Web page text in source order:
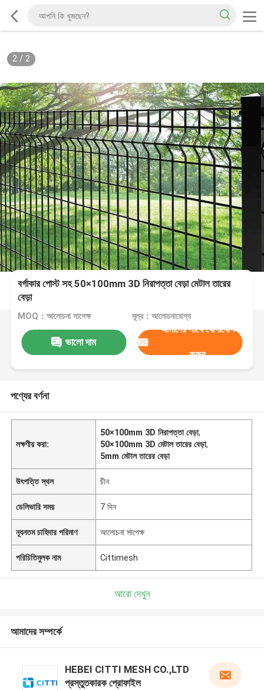
2/ 2
বর্গাকার পোস্ট সহ 50×100mm 3D নিরাপত্তা বেড়া মেটাল তারের
বেড়া
MOQ：আলোচনা সাপেক্ষ মূল্য：আলোচনাযোগ্য
ভালো দাম
আমাদের সাথে যোগাযোগ
করুন
পণ্যের বর্ণনা
লক্ষণীয় করা:
50×100mm 3D নিরাপত্তা বেড়া,
50×100mm 3D মেটাল তারের বেড়া,
5mm মেটাল তারের বেড়া
উৎপত্তি স্থল চীন
ডেলিভারি সময় 7 দিন
ন্যূনতম চাহিদার পরিমাণ আলোচনা সাপেক্ষ
পরিচিতিমুলক নাম Cittimesh
আরো দেখুন
আমাদের সম্পর্কে
HEBEI CITTI MESH CO.,LTD
প্রস্তুতকারক প্রোফাইল